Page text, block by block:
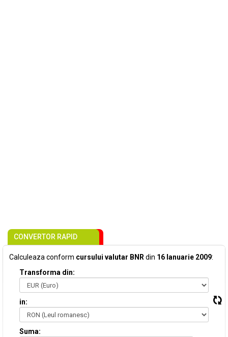
CONVERTOR RAPID
Calculeaza conform cursului valutar BNR din 16 Ianuarie 2009:
Transforma din:
in:
Suma: